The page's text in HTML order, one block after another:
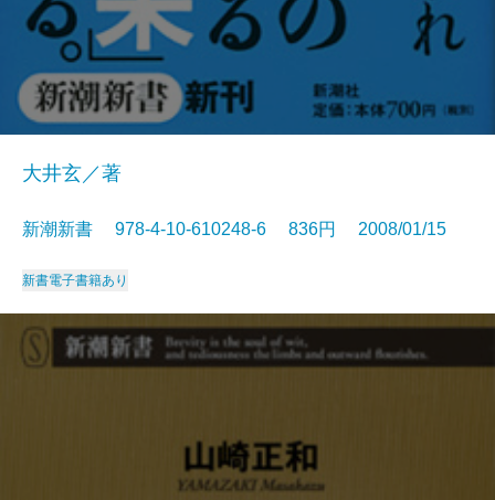
大井玄／著
新潮新書 978-4-10-610248-6 836円 2008/01/15
新書電子書籍あり